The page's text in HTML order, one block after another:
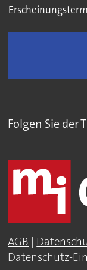
Folgen Sie der
AGB |
Datenschutz-